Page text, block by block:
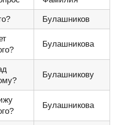
Булашников
Булашникова
Булашникову
Булашникова